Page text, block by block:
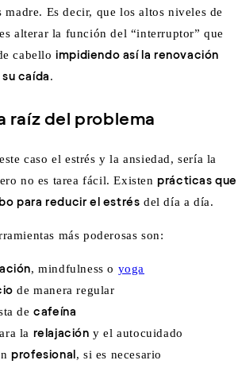
Es decir, que los altos niveles de
alterar la función del “interruptor” que
cabelloimpidiendo así la renovación
caída.
raíz del problema
caso el estrés y la ansiedad, sería la
no es tarea fácil. Existenprácticas que
para reducir el estrés del día a día.
más poderosas son:
, mindfulness o yoga
de manera regular
decafeína
la relajación y el autocuidado
profesional , si es necesario